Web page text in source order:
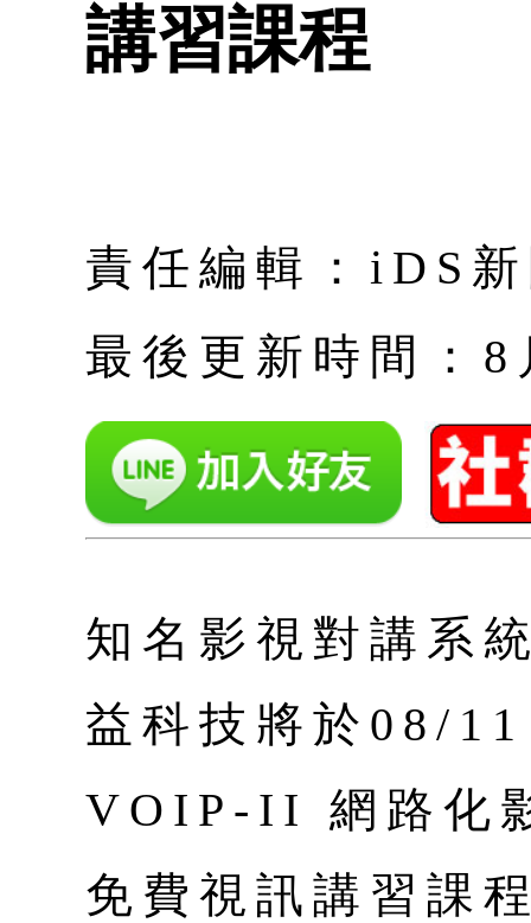
講習課程
責任編輯：iDS
最後更新時間：
知名影視對講系
益科技將於08/
VOIP-II 網路化
免費視訊講習課